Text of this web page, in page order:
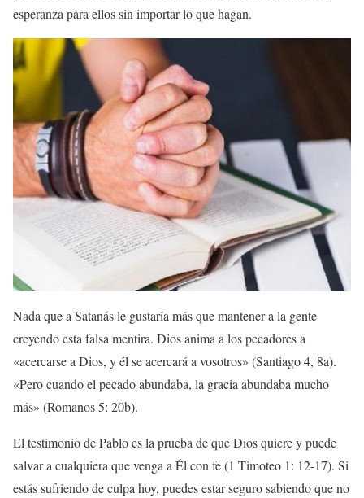
esperanza para ellos sin importar lo que hagan.
Nada que a Satanás le gustaría más que mantener a la gente
creyendo esta falsa mentira. Dios anima a los pecadores a
«acercarse a Dios, y él se acercará a vosotros» (Santiago 4, 8a).
«Pero cuando el pecado abundaba, la gracia abundaba mucho
más» (Romanos 5: 20b).
El testimonio de Pablo es la prueba de que Dios quiere y puede
salvar a cualquiera que venga a Él con fe (1 Timoteo 1: 12-17). Si
estás sufriendo de culpa hoy, puedes estar seguro sabiendo que no